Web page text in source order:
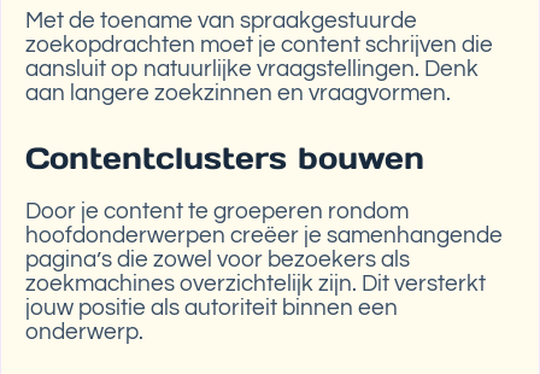
Met de toename van spraakgestuurde
zoekopdrachten moet je content schrijven die
aansluit op natuurlijke vraagstellingen. Denk
aan langere zoekzinnen en vraagvormen.
Contentclusters bouwen
Door je content te groeperen rondom
hoofdonderwerpen creëer je samenhangende
pagina’s die zowel voor bezoekers als
zoekmachines overzichtelijk zijn. Dit versterkt
jouw positie als autoriteit binnen een
onderwerp.